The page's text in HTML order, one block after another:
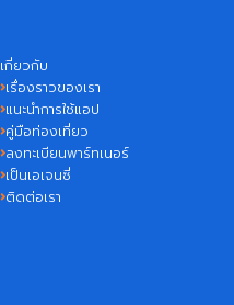
เกี่ยวกับ
เรื่องราวของเรา
แนะนำการใช้แอป
คู่มือท่องเที่ยว
ลงทะเบียนพาร์ทเนอร์
เป็นเอเจนซี่
ติดต่อเรา